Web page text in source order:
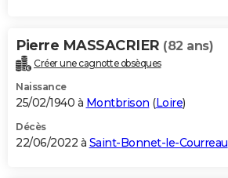
Pierre MASSACRIER (82 ans)
Créer une cagnotte obsèques
Naissance
25/02/1940 à Montbrison (Loire)
Décès
22/06/2022 à Saint-Bonnet-le-Courreau